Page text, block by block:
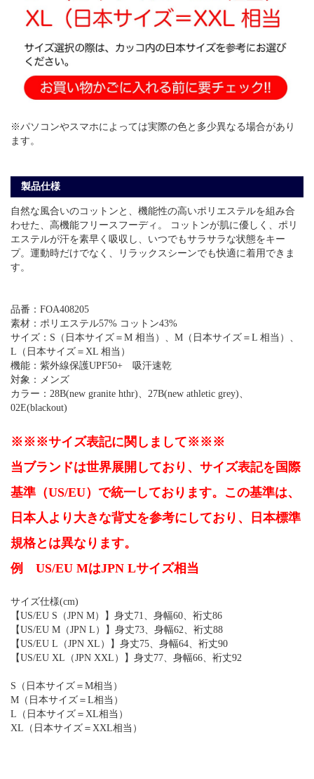
※パソコンやスマホによっては実際の色と多少異なる場合があり
ます。
製品仕様
自然な風合いのコットンと、機能性の高いポリエステルを組み合
わせた、高機能フリースフーディ。 コットンが肌に優しく、ポリ
エステルが汗を素早く吸収し、いつでもサラサラな状態をキー
プ。運動時だけでなく、リラックスシーンでも快適に着用できま
す。
品番：FOA408205
素材：ポリエステル57% コットン43%
サイズ：S（日本サイズ＝M 相当）、M（日本サイズ＝L 相当）、
L（日本サイズ＝XL 相当）
機能：紫外線保護UPF50+ 吸汗速乾
対象：メンズ
カラー：28B(new granite hthr)、27B(new athletic grey)、
02E(blackout)
※※※サイズ表記に関しまして※※※
当ブランドは世界展開しており、サイズ表記を国際
基準（US/EU）で統一しております。この基準は、
日本人より大きな背丈を参考にしており、日本標準
規格とは異なります。
例 US/EU MはJPN Lサイズ相当
サイズ仕様(cm)
【US/EU S（JPN M）】身丈71、身幅60、裄丈86
【US/EU M（JPN L）】身丈73、身幅62、裄丈88
【US/EU L（JPN XL）】身丈75、身幅64、裄丈90
【US/EU XL（JPN XXL）】身丈77、身幅66、裄丈92
S（日本サイズ＝M相当）
M（日本サイズ＝L相当）
L（日本サイズ＝XL相当）
XL（日本サイズ＝XXL相当）